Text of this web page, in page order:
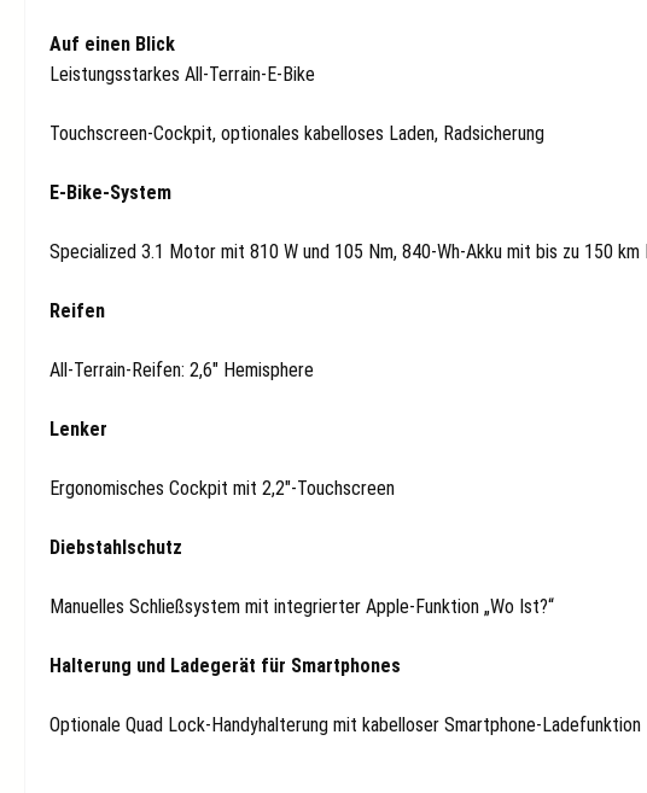
Auf einen Blick
Leistungsstarkes All-Terrain-E-Bike
Touchscreen-Cockpit, optionales kabelloses Laden, Radsicherung
E-Bike-System
Specialized 3.1 Motor mit 810 W und 105 Nm, 840-Wh-Akku mit bis zu 150 km
Reifen
All-Terrain-Reifen: 2,6" Hemisphere
Lenker
Ergonomisches Cockpit mit 2,2"-Touchscreen
Diebstahlschutz
Manuelles Schließsystem mit integrierter Apple-Funktion „Wo Ist?“
Halterung und Ladegerät für Smartphones
Optionale Quad Lock-Handyhalterung mit kabelloser Smartphone-Ladefunktion